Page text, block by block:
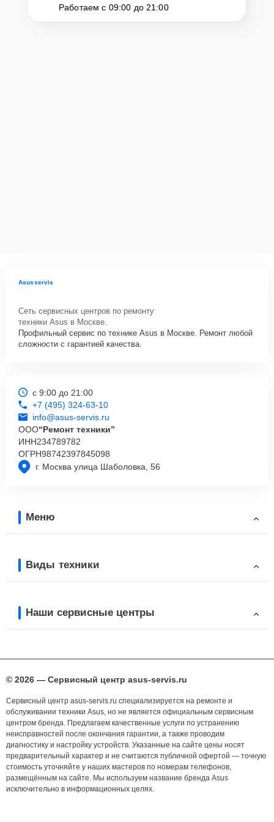
Работаем с 09:00 до 21:00
Asusservis
Сеть сервисных центров по ремонту
техники Asus в Москве.
Профильный сервис по технике Asus в Москве. Ремонт любой
сложности с гарантией качества.
г. Москва улица Шаболовка, 56
с 9:00 до 21:00
+7 (495) 324-63-10
info@asus-servis.ru
ООО“Ремонт техники”
ИНН234789782
ОГРН98742397845098
Меню
Виды техники
Наши сервисные центры
© 2026 — Сервисный центр asus-servis.ru
Сервисный центр asus-servis.ru специализируется на ремонте и
обслуживании техники Asus, но не является официальным сервисным
центром бренда. Предлагаем качественные услуги по устранению
неисправностей после окончания гарантии, а также проводим
диагностику и настройку устройств. Указанные на сайте цены носят
предварительный характер и не считаются публичной офертой — точную
стоимость уточняйте у наших мастеров по номерам телефонов,
размещённым на сайте. Мы используем название бренда Asus
исключительно в информационных целях.